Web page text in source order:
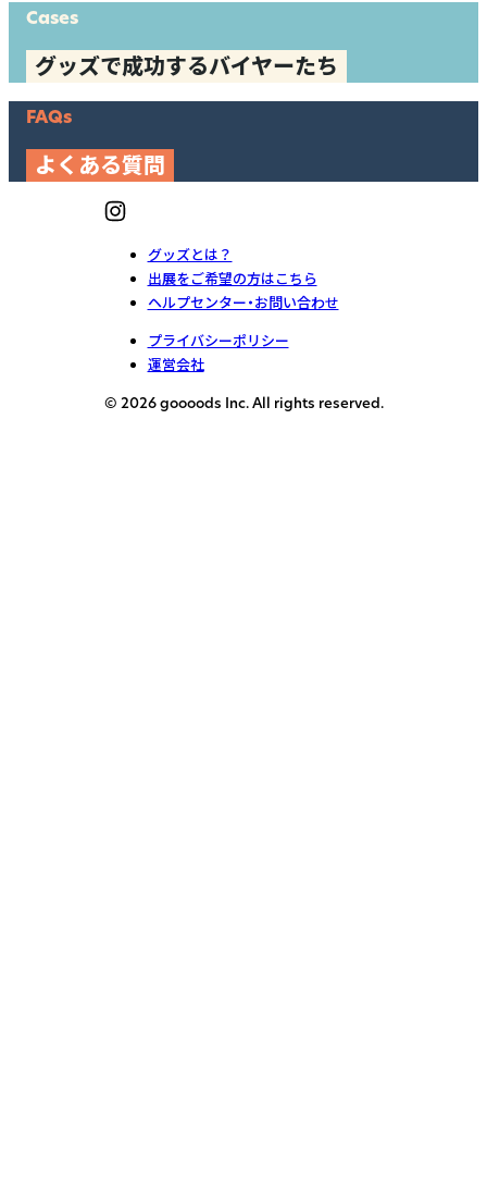
Cases
グッズで成功するバイヤーたち
FAQs
よくある質問
グッズとは？
出展をご希望の方はこちら
ヘルプセンター・お問い合わせ
プライバシーポリシー
運営会社
© 2026 goooods Inc. All rights reserved.